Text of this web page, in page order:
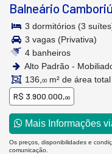
Balneário Camboriú
3 dormitórios (3
3 vagas (Privativa)
4 banheiros
Alto Padrão -
136, 00 m² de área total
R$ 3.900.000,00
Mais Informações
Os preços, disponibilidades e
comunicação.